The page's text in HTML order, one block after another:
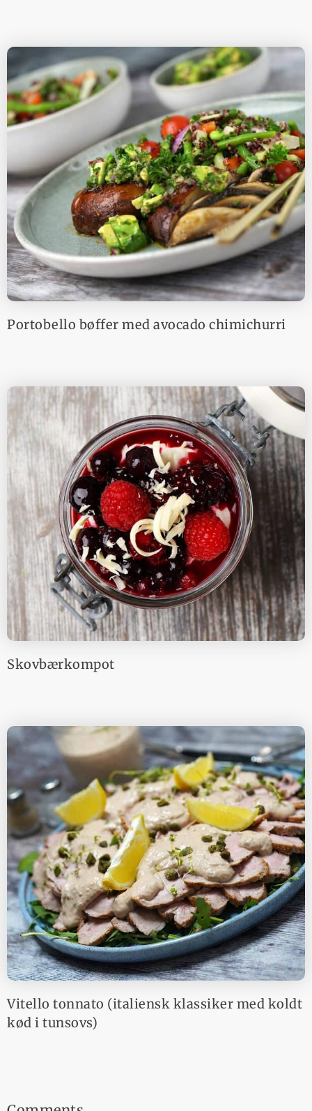
Portobello bøffer med avocado chimichurri
Skovbærkompot
Vitello tonnato (italiensk klassiker med koldt
kød i tunsovs)